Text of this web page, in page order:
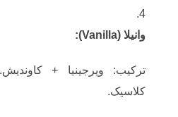
وانیلا (Vanilla):
ترکیب: ویرجینیا +
کلاسیک.